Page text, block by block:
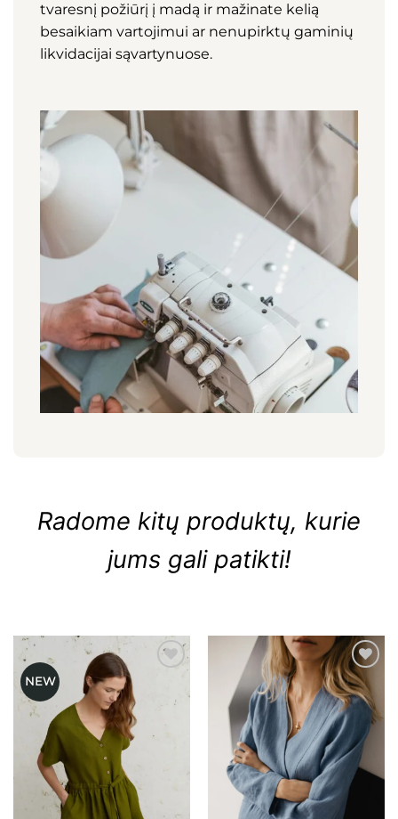
tvaresnį požiūrį į madą ir mažinate kelią
besaikiam vartojimui ar nenupirktų gaminių
likvidacijai sąvartynuose.
Radome kitų produktų, kurie
jums gali patikti!
NEW
Mėgstamiausias Mėgstamiausias